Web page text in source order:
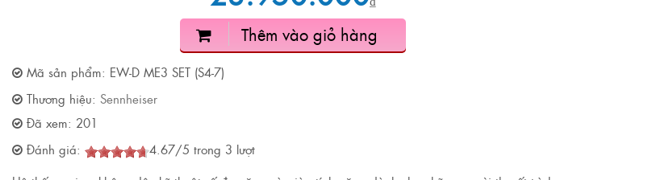
Thêm vào giỏ hàng
Mã sản phẩm: EW-D ME3 SET (S4-7)
Thương hiệu: Sennheiser
Đã xem: 201
Đánh giá:
4.67/5 trong 3 lượt